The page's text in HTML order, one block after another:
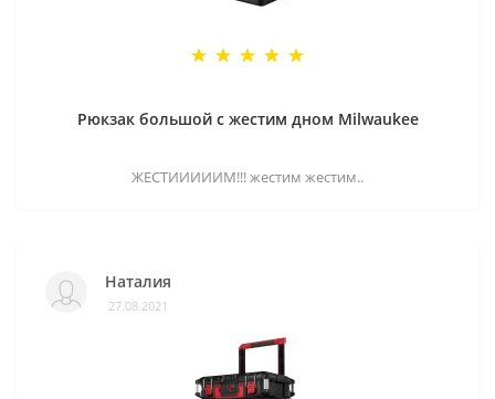
Рюкзак большой с жестим дном Milwaukee
ЖЕСТИИИИИМ!!! жестим жестим..
Наталия
27.08.2021